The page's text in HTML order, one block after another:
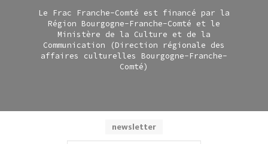
newsletter
Le Frac Franche-Comté est financé par la
Région Bourgogne-Franche-Comté et le
Ministère de la Culture et de la
Communication (Direction régionale des
affaires culturelles Bourgogne-Franche-
Comté)